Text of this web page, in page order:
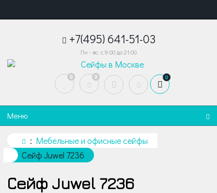
+7(495) 641-51-03
Пн - вс: с 9:00 до 21:00
0 0 0
Меню
Мебельные и офисные сейфы
Сейф Juwel 7236
Сейф Juwel 7236